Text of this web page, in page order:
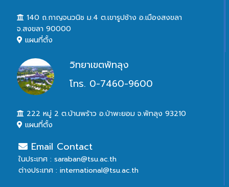
140 ถ.กาญจนวนิช ม.4 ต.เขารูปช้าง อ.เมืองสงขลา
จ.สงขลา 90000
แผนที่ตั้ง
วิทยาเขตพัทลุง
โทร. 0-7460-9600
222 หมู่ 2 ต.บ้านพร้าว อ.ป่าพะยอม จ.พัทลุง 93210
แผนที่ตั้ง
Email Contact
ในประเทศ : saraban@tsu.ac.th
ต่างประเทศ : international@tsu.ac.th